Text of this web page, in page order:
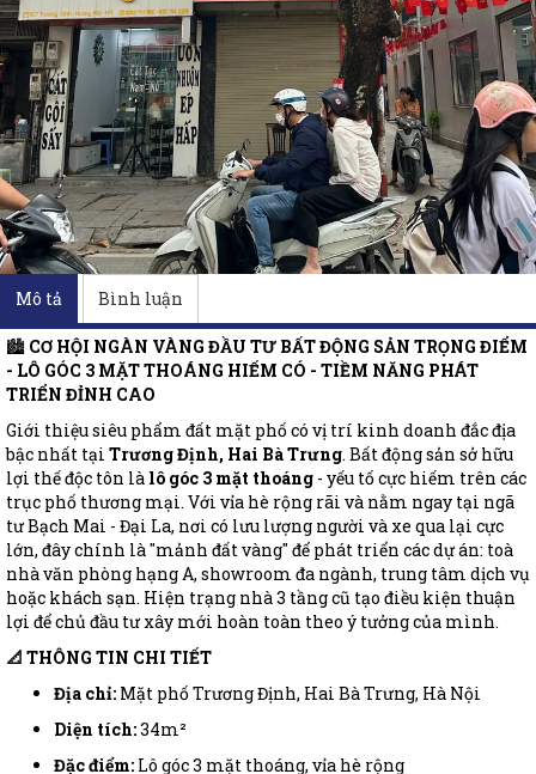
Mô tả Bình luận
🏙️ CƠ HỘI NGÀN VÀNG ĐẦU TƯ BẤT ĐỘNG SẢN TRỌNG ĐIỂM
- LÔ GÓC 3 MẶT THOÁNG HIẾM CÓ - TIỀM NĂNG PHÁT
TRIỂN ĐỈNH CAO
Giới thiệu siêu phẩm đất mặt phố có vị trí kinh doanh đắc địa
bậc nhất tại Trương Định, Hai Bà Trưng. Bất động sản sở hữu
lợi thế độc tôn làlô góc 3 mặt thoáng - yếu tố cực hiếm trên các
trục phố thương mại. Với vỉa hè rộng rãi và nằm ngay tại ngã
tư Bạch Mai - Đại La, nơi có lưu lượng người và xe qua lại cực
lớn, đây chính là "mảnh đất vàng" để phát triển các dự án: toà
nhà văn phòng hạng A, showroom đa ngành, trung tâm dịch vụ
hoặc khách sạn. Hiện trạng nhà 3 tầng cũ tạo điều kiện thuận
lợi để chủ đầu tư xây mới hoàn toàn theo ý tưởng của mình.
📐 THÔNG TIN CHI TIẾT
Địa chỉ: Mặt phố Trương Định, Hai Bà Trưng, Hà Nội
Diện tích:34m²
Đặc điểm: Lô góc 3 mặt thoáng, vỉa hè rộng